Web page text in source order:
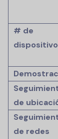
# de
de
de redes